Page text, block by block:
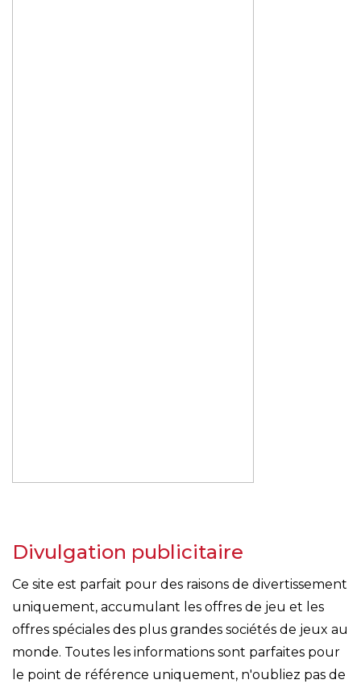
Divulgation publicitaire
Ce site est parfait pour des raisons de divertissement
uniquement, accumulant les offres de jeu et les
offres spéciales des plus grandes sociétés de jeux au
monde. Toutes les informations sont parfaites pour
le point de référence uniquement, n'oubliez pas de